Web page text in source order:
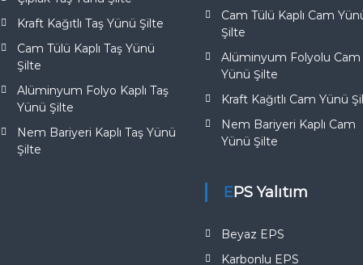
Kraft Kağıtlı Taş Yünü Şilte
Cam Tülü Kaplı Taş Yünü
Şilte
Alüminyum Folyo Kaplı Taş
Yünü Şilte
Nem Bariyeri Kaplı Taş Yünü
Şilte
Cam Tülü Kaplı Cam
Şilte
Alüminyum Folyolu Cam
Yünü Şilte
Kraft Kağıtlı Cam Yünü
Nem Bariyeri Kaplı Cam
Yünü Şilte
EPS Yalıtım
Beyaz EPS
Karbonlu EPS